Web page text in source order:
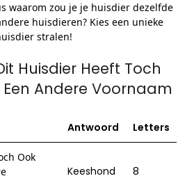
waarom zou je je huisdier dezelfde
huisdieren? Kies een unieke
stralen!
Huisdier Heeft Toch
Een Andere Voornaam
Antwoord Letters
Ook
Keeshond 8